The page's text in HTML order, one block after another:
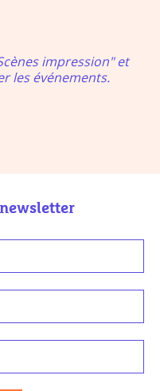
impression" et
les événements.